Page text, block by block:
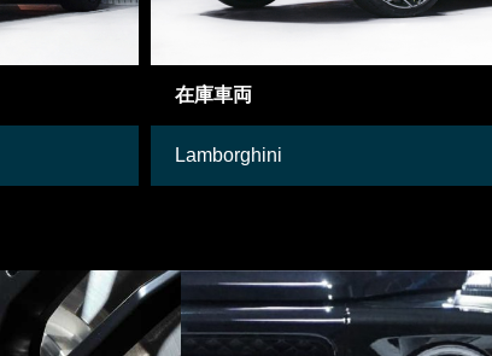
御成約情報
Mercedes-Benz